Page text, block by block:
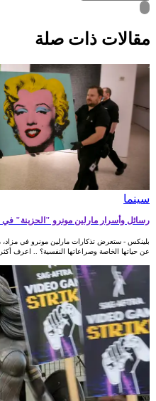
مقالات ذات صلة
سينما
رسائل وأسرار مارلين مونرو "الحزينة" في
بلينكس - ستعرض تذكارات مارلين مونرو في مزاد،
عن حياتها الخاصة وصراعاتها النفسية؟ .. اعرف أكثر